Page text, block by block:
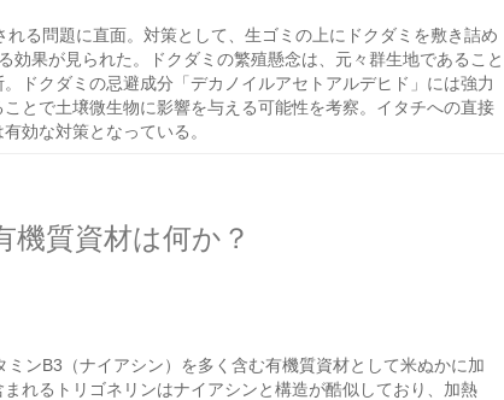
る問題に直面。対策として、生ゴミの上にドクダミを敷き詰め
効果が見られた。ドクダミの繁殖懸念は、元々群生地であること
ドクダミの忌避成分「デカノイルアセトアルデヒド」には強力
とで土壌微生物に影響を与える可能性を考察。イタチへの直接
効な対策となっている。
機質資材は何か？
ンB3（ナイアシン）を多く含む有機質資材として米ぬかに加
れるトリゴネリンはナイアシンと構造が酷似しており、加熱